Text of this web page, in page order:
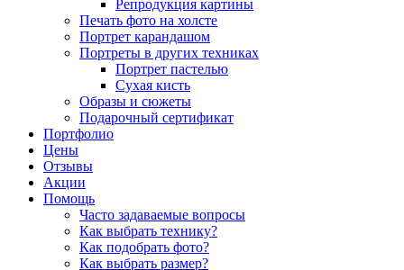
Репродукция картины
Печать фото на холсте
Портрет карандашом
Портреты в других техниках
Портрет пастелью
Сухая кисть
Образы и сюжеты
Подарочный сертификат
Портфолио
Цены
Отзывы
Акции
Помощь
Часто задаваемые вопросы
Как выбрать технику?
Как подобрать фото?
Как выбрать размер?